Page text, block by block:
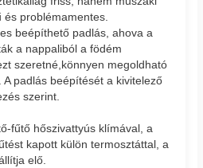
és problémamentes.
beépíthető padlás, ahova a
a nappaliból a födém
szeretné,könnyen megoldható
padlás beépítését a kivitelező
szerint.
fűtő hőszivattyús klímával, a
kapott külön termosztáttal, a
elő.